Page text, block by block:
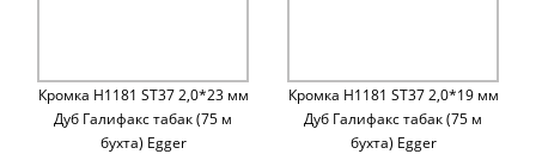
Кромка H1181 ST37 2,0*23 мм
Дуб Галифакс табак (75 м
бухта) Egger
Кромка H1181 ST37 2,0*19 мм
Дуб Галифакс табак (75 м
бухта) Egger